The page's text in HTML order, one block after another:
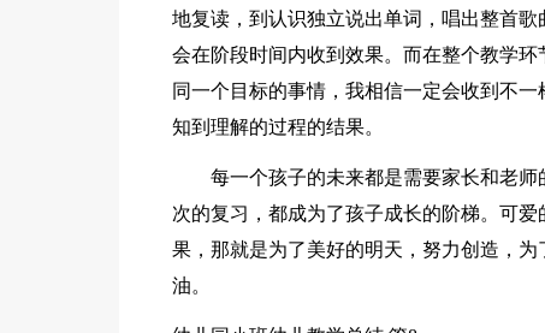
地复读，到认识独立说出单词，唱出整首
会在阶段时间内收到效果。而在整个教学
同一个目标的事情，我相信一定会收到不
知到理解的过程的结果。
每一个孩子的未来都是需要家长和老
次的复习，都成为了孩子成长的阶梯。可
果，那就是为了美好的明天，努力创造，
油。